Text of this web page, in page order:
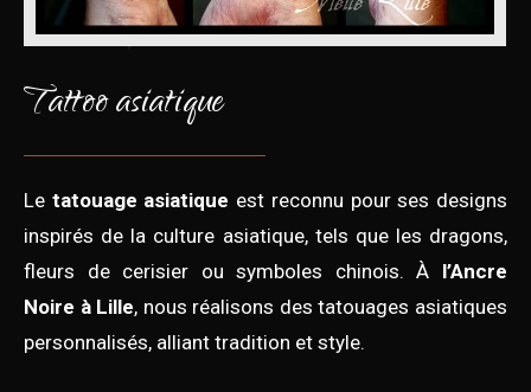
Tattoo asiatique
Le tatouage asiatique est reconnu pour ses designs
inspirés de la culture asiatique, tels que les dragons,
fleurs de cerisier ou symboles chinois. À l’Ancre
Noire à Lille, nous réalisons des tatouages asiatiques
personnalisés, alliant tradition et style.